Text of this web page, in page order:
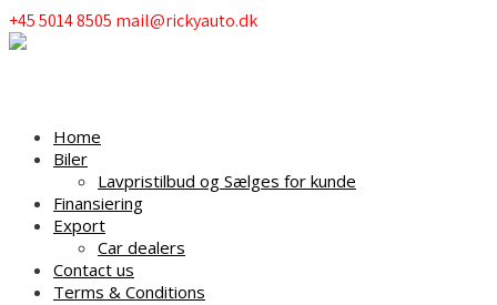
+45 5014 8505 mail@rickyauto.dk
Home
Biler
Lavpristilbud og Sælges for kunde
Finansiering
Export
Car dealers
Contact us
Terms & Conditions